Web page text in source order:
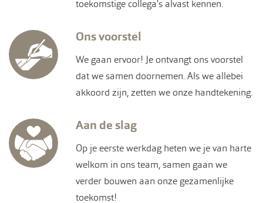
toekomstige collega's alvast kennen.
Ons voorstel
We gaan ervoor! Je ontvangt ons voorstel
dat we samen doornemen. Als we allebei
akkoord zijn, zetten we onze handtekening.
Aan de slag
Op je eerste werkdag heten we je van harte
welkom in ons team, samen gaan we
verder bouwen aan onze gezamenlijke
toekomst!